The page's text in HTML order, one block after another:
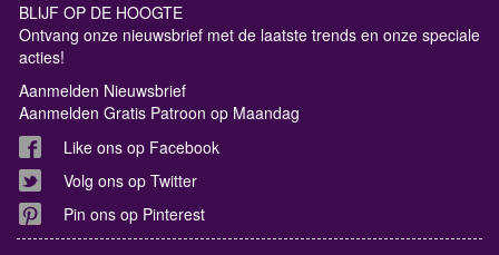
BLIJF OP DE HOOGTE
Ontvang onze nieuwsbrief met de laatste trends en onze speciale
acties!
Aanmelden Nieuwsbrief
Aanmelden Gratis Patroon op Maandag
Like ons op Facebook
Volg ons op Twitter
Pin ons op Pinterest